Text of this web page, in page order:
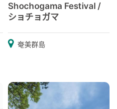
Shochogama Festival /
ショチョガマ
奄美群島